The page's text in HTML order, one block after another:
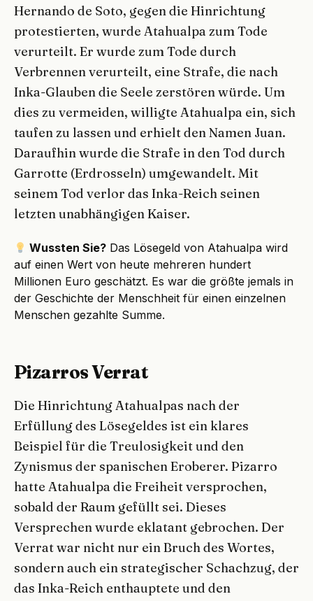
Hernando de Soto, gegen die Hinrichtung
protestierten, wurde Atahualpa zum Tode
verurteilt. Er wurde zum Tode durch
Verbrennen verurteilt, eine Strafe, die nach
Inka-Glauben die Seele zerstören würde. Um
dies zu vermeiden, willigte Atahualpa ein, sich
taufen zu lassen und erhielt den Namen Juan.
Daraufhin wurde die Strafe in den Tod durch
Garrotte (Erdrosseln) umgewandelt. Mit
seinem Tod verlor das Inka-Reich seinen
letzten unabhängigen Kaiser.
Wussten Sie? Das Lösegeld von Atahualpa wird
auf einen Wert von heute mehreren hundert
Millionen Euro geschätzt. Es war die größte jemals in
der Geschichte der Menschheit für einen einzelnen
Menschen gezahlte Summe.
Pizarros Verrat
Die Hinrichtung Atahualpas nach der
Erfüllung des Lösegeldes ist ein klares
Beispiel für die Treulosigkeit und den
Zynismus der spanischen Eroberer. Pizarro
hatte Atahualpa die Freiheit versprochen,
sobald der Raum gefüllt sei. Dieses
Versprechen wurde eklatant gebrochen. Der
Verrat war nicht nur ein Bruch des Wortes,
sondern auch ein strategischer Schachzug, der
das Inka-Reich enthauptete und den